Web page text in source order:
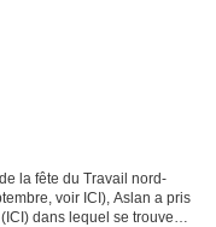
la fête du Travail nord-
voir ICI), Aslan a pris
dans lequel se trouve